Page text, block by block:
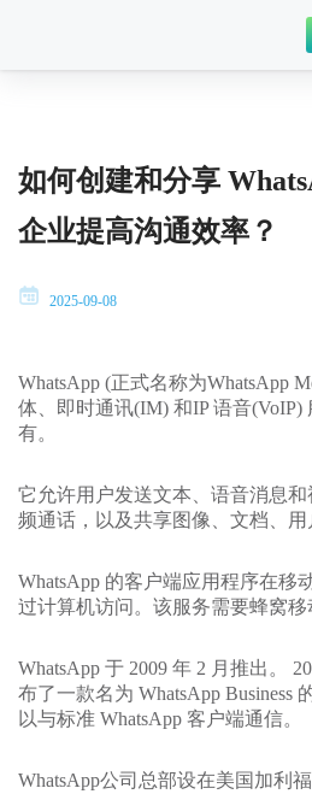
如何创建和分享
企业提高沟通效率？
2025-09-08
WhatsApp (正式名称为WhatsApp
体、即时通讯(IM) 和IP 语音(VoIP)
有。
它允许用户发送文本、语音消息
频通话，以及共享图像、文档、用
WhatsApp 的客户端应用程序在移
过计算机访问。该服务需要蜂窝移
WhatsApp 于 2009 年 2 月推出。
布了一款名为 WhatsApp Business
以与标准 WhatsApp 客户端通信。
WhatsApp公司总部设在美国加利